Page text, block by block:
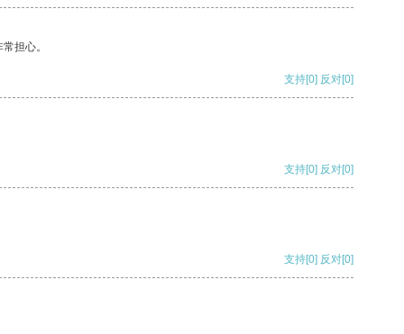
担心。
支持[0] 反对[0]
支持[0] 反对[0]
支持[0] 反对[0]